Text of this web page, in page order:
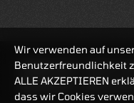
HANDELSZEIT
MO-FR:
ZERTIFIKATE
8:00-22 UHR
Wir verwenden auf
Benutzerfreundlichkeit
ALLE AKZEPTIEREN
dass wir Cookies